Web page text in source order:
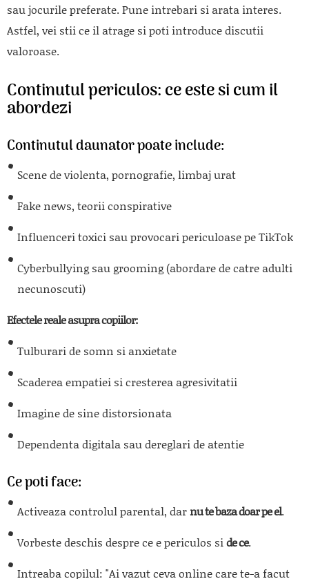
sau jocurile preferate. Pune intrebari si arata interes.
Astfel, vei stii ce il atrage si poti introduce discutii
valoroase.
Continutul periculos: ce este si cum il
abordezi
Continutul daunator poate include:
Scene de violenta, pornografie, limbaj urat
Fake news, teorii conspirative
Influenceri toxici sau provocari periculoase pe TikTok
Cyberbullying sau grooming (abordare de catre adulti
necunoscuti)
Efectele reale asupra copiilor:
Tulburari de somn si anxietate
Scaderea empatiei si cresterea agresivitatii
Imagine de sine distorsionata
Dependenta digitala sau dereglari de atentie
Ce poti face:
Activeaza controlul parental, darnu te baza doar pe el.
Vorbeste deschis despre ce e periculos side ce.
Intreaba copilul: "Ai vazut ceva online care te-a facut